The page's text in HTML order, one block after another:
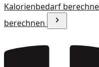
Kalorienbedarf
berechnen